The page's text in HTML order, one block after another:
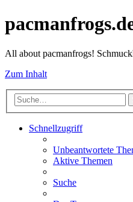
All about pacmanfrogs!
Zum Inhalt
Schnellzugriff
Unbeantwortete
Aktive Themen
Suche